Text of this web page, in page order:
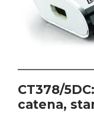
CT378/
catena,